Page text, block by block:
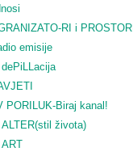
RI i PROSTORI
emisije
dePiLLacija
PORILUK-Biraj kanal!
ALTER(stil života)
ART